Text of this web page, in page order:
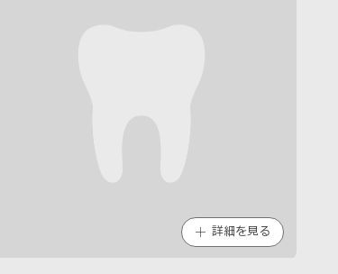
詳細を見る